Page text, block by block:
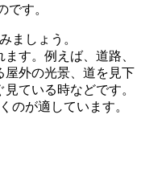
です。
ましょう。
す。例えば、道路、
屋外の光景、道を見下
ている時などです。
のが適しています。